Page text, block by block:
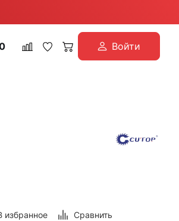
Войти
избранное Сравнить